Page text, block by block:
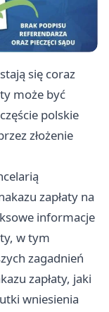
się coraz
może być
polskie
złożenie
zapłaty na
informacje
w tym
zagadnień
zapłaty, jaki
wniesienia